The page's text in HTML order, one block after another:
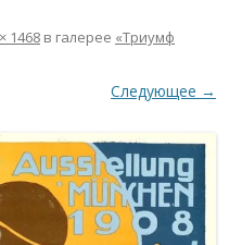
1468 в галерее «Триумф
Следующее →